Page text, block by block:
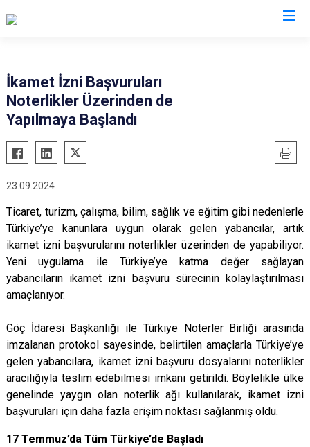
İkamet İzni Başvuruları
Noterlikler Üzerinden de
Yapılmaya Başlandı
23.09.2024
Ticaret, turizm, çalışma, bilim, sağlık ve eğitim gibi nedenlerle
Türkiye’ye kanunlara uygun olarak gelen yabancılar, artık
ikamet izni başvurularını noterlikler üzerinden de yapabiliyor.
Yeni uygulama ile Türkiye’ye katma değer sağlayan
yabancıların ikamet izni başvuru sürecinin kolaylaştırılması
amaçlanıyor.
Göç İdaresi Başkanlığı ile Türkiye Noterler Birliği arasında
imzalanan protokol sayesinde, belirtilen amaçlarla Türkiye’ye
gelen yabancılara, ikamet izni başvuru dosyalarını noterlikler
aracılığıyla teslim edebilmesi imkanı getirildi. Böylelikle ülke
genelinde yaygın olan noterlik ağı kullanılarak, ikamet izni
başvuruları için daha fazla erişim noktası sağlanmış oldu.
17 Temmuz’da Tüm Türkiye’de Başladı